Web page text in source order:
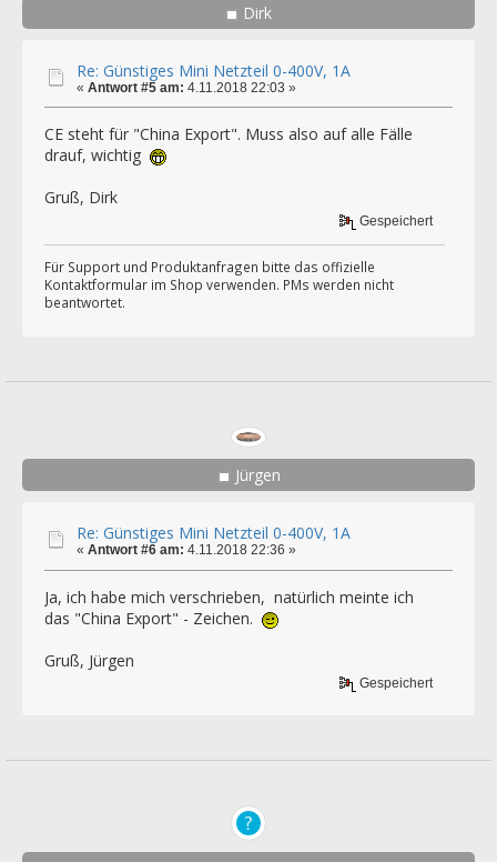
Dirk
Re: Günstiges Mini Netzteil 0-400V, 1A
« Antwort #5 am: 4.11.2018 22:03 »
CE steht für "China Export". Muss also auf alle Fälle
drauf, wichtig
Gruß, Dirk
Gespeichert
Für Support und Produktanfragen bitte das offizielle
Kontaktformular im Shop verwenden. PMs werden nicht
beantwortet.
Jürgen
Re: Günstiges Mini Netzteil 0-400V, 1A
« Antwort #6 am: 4.11.2018 22:36 »
Ja, ich habe mich verschrieben, natürlich meinte ich
das "China Export" - Zeichen.
Gruß, Jürgen
Gespeichert